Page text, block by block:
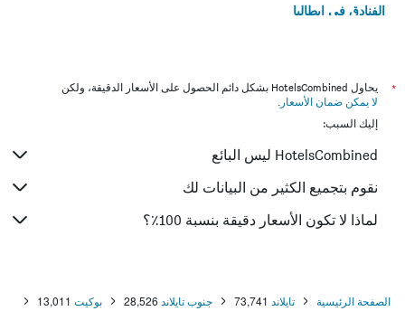
الفنادق في إيطاليا
*
يحاول HotelsCombined بشكل دائم الحصول على الأسعار الدقيقة، ولكن
لا يمكن ضمان الأسعار .
إليك السبب:
HotelsCombined ليس البائع
نقوم بتجميع الكثير من البيانات لك
لماذا لا تكون الأسعار دقيقة بنسبة 100٪؟
الصفحة الرئيسية تايلاند 73,741 جنوب تايلاند 28,526 بوكيت 13,011